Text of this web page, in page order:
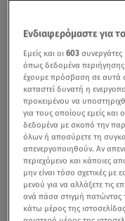
Ενδιαφερόμαστε για
Εμείς και οι603
όπως δεδομένα περιήγησης
έχουμε πρόσβαση σε αυτά
καταστεί δυνατή η
προκειμένου να
για τους οποίους εμείς και
δεδομένα με σκοπό την
όλων ή αποσύρετε τη
απενεργοποιηθούν. Αν
περιεχόμενο και κάποιες
μην είναι τόσο σχετικές με
μενού για να αλλάξετε τις
ανά πάσα στιγμή πατώντας
κάτω μέρος της